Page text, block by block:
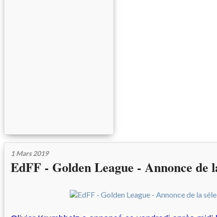
1 Mars 2019
EdFF - Golden League - Annonce de